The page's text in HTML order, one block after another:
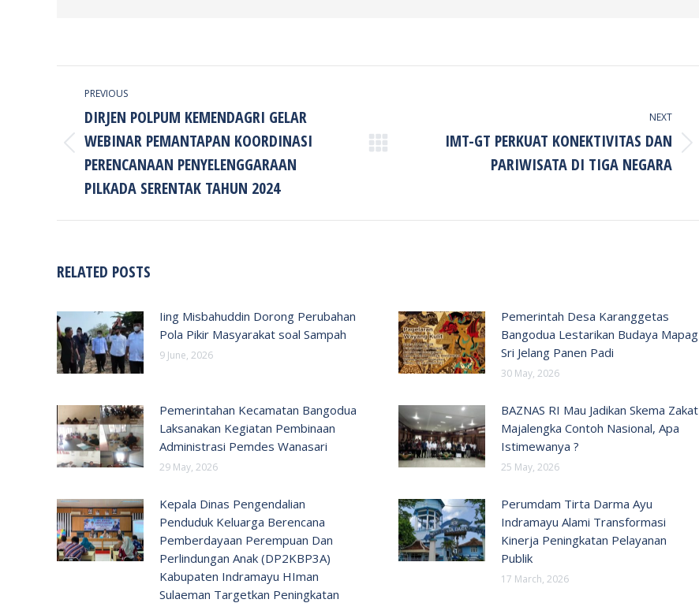
NAVIGATION
PREVIOUS
Previous
post:
DIRJEN POLPUM KEMENDAGRI GELAR
WEBINAR PEMANTAPAN KOORDINASI
PERENCANAAN PENYELENGGARAAN
PILKADA SERENTAK TAHUN 2024
NEXT
IMT-GT PERKUAT KONEKTIVITAS DAN
PARIWISATA DI TIGA NEGARA
RELATED POSTS
Iing Misbahuddin Dorong Perubahan
Pola Pikir Masyarakat soal Sampah
9 June, 2026
Pemerintah Desa Karanggetas
Bangodua Lestarikan Budaya Mapag
Sri Jelang Panen Padi
30 May, 2026
Pemerintahan Kecamatan Bangodua
Laksanakan Kegiatan Pembinaan
Administrasi Pemdes Wanasari
29 May, 2026
BAZNAS RI Mau Jadikan Skema Zakat
Majalengka Contoh Nasional, Apa
Istimewanya ?
25 May, 2026
Kepala Dinas Pengendalian
Penduduk Keluarga Berencana
Pemberdayaan Perempuan Dan
Perlindungan Anak (DP2KBP3A)
Kabupaten Indramayu HIman
Sulaeman Targetkan Peningkatan
Perumdam Tirta Darma Ayu
Indramayu Alami Transformasi
Kinerja Peningkatan Pelayanan
Publik
17 March, 2026